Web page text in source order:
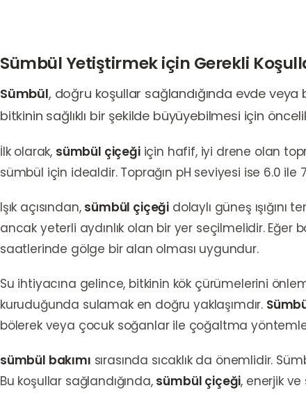
Sümbül Yetiştirmek için Gerekli
Sümbül, doğru koşullar sağlandığında evde
bitkinin sağlıklı bir şekilde büyüyebilmesi için
İlk olarak, sümbül çiçeğiiçin hafif, iyi drene olan
sümbül için idealdir. Toprağın pH seviyesi ise 6.0 ile
Işık açısından, sümbül çiçeği dolaylı güneş ışığını
ancak yeterli aydınlık olan bir yer seçilmelidir.
saatlerinde gölge bir alan olması uygundur.
Su ihtiyacına gelince, bitkinin kök çürümelerini
kuruduğunda sulamak en doğru yaklaşımdır.
bölerek veya çocuk soğanlar ile çoğaltma
sümbül bakımı sırasında sıcaklık da önemlidir.
Bu koşullar sağlandığında, sümbül çiçeği, enerjik ve